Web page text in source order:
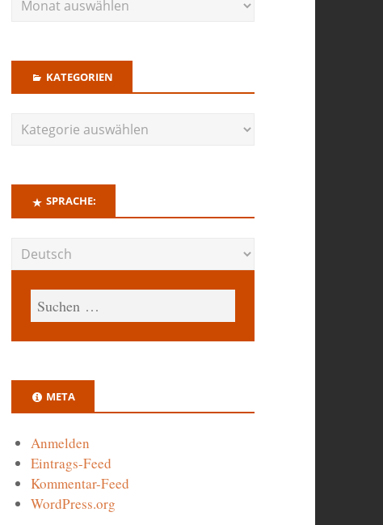
KATEGORIEN
SPRACHE:
META
Anmelden
Eintrags-Feed
Kommentar-Feed
WordPress.org